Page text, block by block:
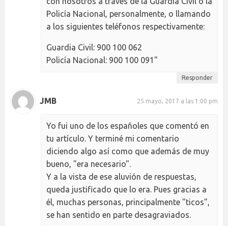
Policía Nacional, personalmente, o llamando
a los siguientes teléfonos respectivamente:
Guardia Civil: 900 100 062
Policía Nacional: 900 100 091"
Responder
JMB 25 mayo, 2017 a las 1:00 pm
Yo fui uno de los españoles que comentó en
tu artículo. Y terminé mi comentario
diciendo algo así como que además de muy
bueno, "era necesario".
Y a la vista de ese aluvión de respuestas,
queda justificado que lo era. Pues gracias a
él, muchas personas, principalmente "ticos",
se han sentido en parte desagraviados.